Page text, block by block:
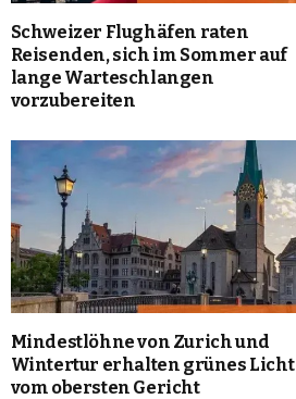
Schweizer Flughäfen raten
Reisenden, sich im Sommer auf
lange Warteschlangen
vorzubereiten
Mindestlöhne von Zurich und
Wintertur erhalten grünes Licht
vom obersten Gericht